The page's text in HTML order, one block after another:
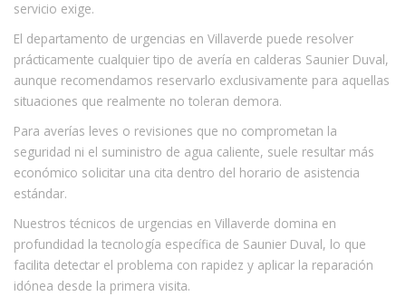
servicio exige.
El departamento de urgencias en Villaverde puede resolver
prácticamente cualquier tipo de avería en calderas Saunier Duval,
aunque recomendamos reservarlo exclusivamente para aquellas
situaciones que realmente no toleran demora.
Para averías leves o revisiones que no comprometan la
seguridad ni el suministro de agua caliente, suele resultar más
económico solicitar una cita dentro del horario de asistencia
estándar.
Nuestros técnicos de urgencias en Villaverde domina en
profundidad la tecnología específica de Saunier Duval, lo que
facilita detectar el problema con rapidez y aplicar la reparación
idónea desde la primera visita.